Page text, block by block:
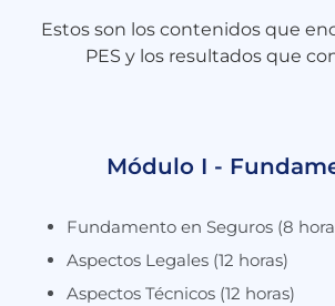
Estos son los contenidos que
PES y los resultados que
Módulo I -
Fundamento en Seguros (8
Aspectos Legales (12 horas)
Aspectos Técnicos (12 horas)